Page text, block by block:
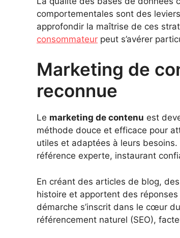
comportementales sont des
approfondir la maîtrise de ces
consommateur peut s’avérer
Marketing de
reconnue
Le marketing de contenu est
méthode douce et efficace pour
utiles et adaptées à leurs
référence experte, instaurant
En créant des articles de blog,
histoire et apportent des
démarche s’inscrit dans le cœur du
référencement naturel (SEO),